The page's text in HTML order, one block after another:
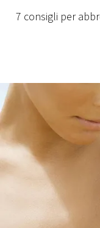
FOTO
CONCORSI
EVENTI
VIDEO
7 consigli per